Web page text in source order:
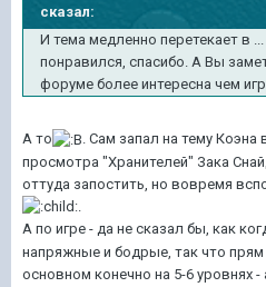
сказал:
И тема медленно перетекает в
понравился, спасибо. А Вы
форуме более интересна чем
А то
. Сам запал на тему
просмотра "Хранителей" Зака
оттуда запостить, но вовремя
А по игре - да не сказал бы, как
напряжные и бодрые, так что прям
основном конечно на 5-6 уровнях